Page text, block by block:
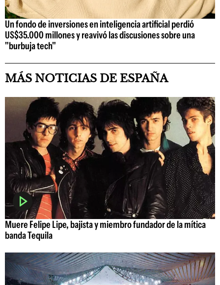
Un fondo de inversiones en inteligencia artificial perdió
US$35.000 millones y reavivó las discusiones sobre una
"burbuja tech"
MÁS NOTICIAS DE ESPAÑA
Muere Felipe Lipe, bajista y miembro fundador de la mítica
banda Tequila